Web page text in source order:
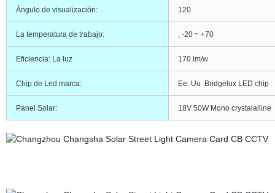
Ángulo de visualización: 120
La temperatura de trabajo: , -20 ~ +70
Eficiencia: La luz 170 lm/w
Chip de Led marca: Ee. Uu Bridgelux LED chip
Panel Solar: 18V 50W Mono crystalalline